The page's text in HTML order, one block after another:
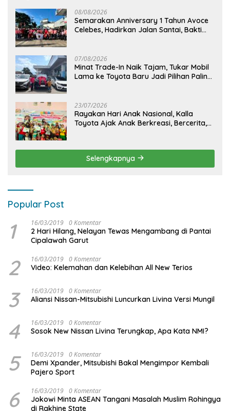
08/08/2026
Semarakan Anniversary 1 Tahun Avoce
Celebes, Hadirkan Jalan Santai, Bakti
07/08/2026
Minat Trade-In Naik Tajam, Tukar Mobil
Lama ke Toyota Baru Jadi Pilihan Paling
23/07/2026
Rayakan Hari Anak Nasional, Kalla
Toyota Ajak Anak Berkreasi, Bercerita,
Selengkapnya
Popular Post
1 16/03/2019 0 Komentar
2 Hari Hilang, Nelayan Tewas Mengambang di Pantai
Cipalawah Garut
2 16/03/2019 0 Komentar
Video: Kelemahan dan Kelebihan All New Terios
3 16/03/2019 0 Komentar
Aliansi Nissan-Mitsubishi Luncurkan Livina Versi Mungil
4 16/03/2019 0 Komentar
Sosok New Nissan Livina Terungkap, Apa Kata NMI?
5 16/03/2019 0 Komentar
Demi Xpander, Mitsubishi Bakal Mengimpor Kembali
Pajero Sport
6 16/03/2019 0 Komentar
Jokowi Minta ASEAN Tangani Masalah Muslim Rohingya
di Rakhine State